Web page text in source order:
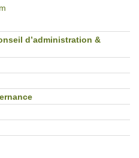
d’administration &